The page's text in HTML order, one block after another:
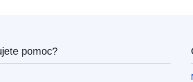
pomoc?